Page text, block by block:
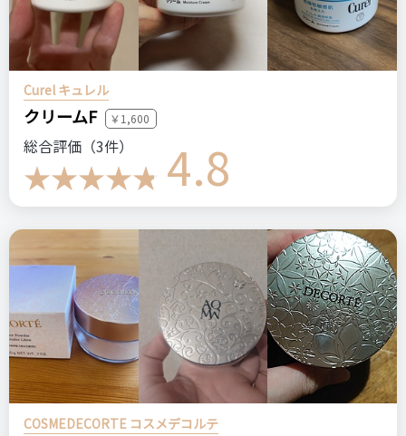
Curel キュレル
クリームF ￥1,600
総合評価（3件） 4.8
COSMEDECORTE コスメデコルテ